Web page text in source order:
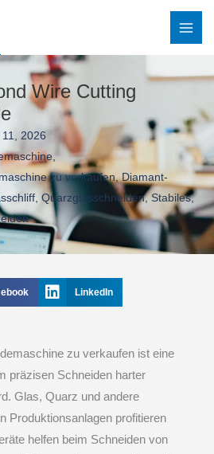
Wire Cutting
2026
,
zu verkaufen,Diamant-
Quarzglasschneiden,Stabiles,
LinkedIn
zu verkaufen ist eine
präzisen Schneiden harter
Glas, Quarz und andere
Produktionsanlagen profitieren
helfen beim Schneiden von